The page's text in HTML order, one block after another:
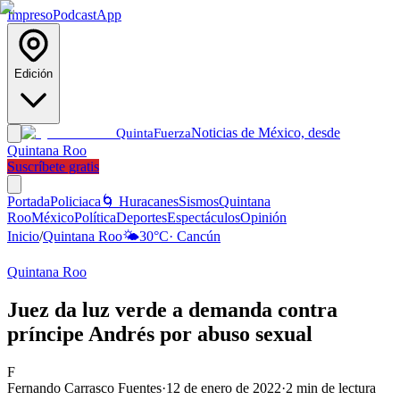
ImpresoPodcastApp
Edición
QuintaFuerzaNoticias de México, desde
Quintana Roo
Suscríbete gratis
PortadaPoliciaca 🌀 HuracanesSismosQuintana
RooMéxicoPolíticaDeportesEspectáculosOpinión
Inicio/Quintana Roo🌤️30°C· Cancún
Quintana Roo
Juez da luz verde a demanda contra
príncipe Andrés por abuso sexual
F
Fernando Carrasco Fuentes·12 de enero de 2022·2 min de lectura